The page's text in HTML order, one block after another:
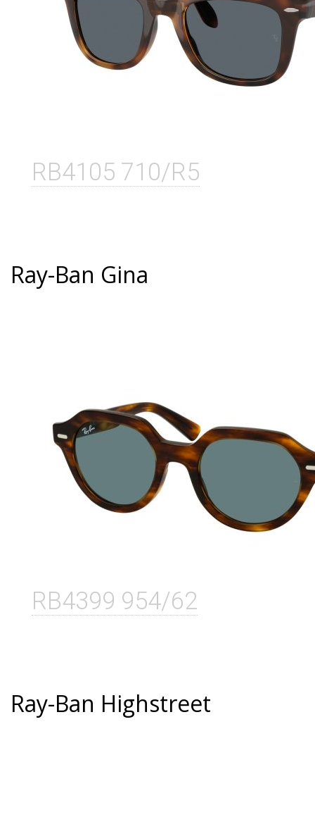
RB4105 710/R5
Ray-Ban Gina
RB4399 954/62
Ray-Ban Highstreet